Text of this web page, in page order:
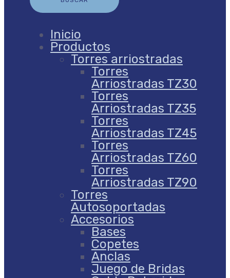
Inicio
Productos
Torres arriostradas
Torres
Arriostradas TZ30
Torres
Arriostradas TZ35
Torres
Arriostradas TZ45
Torres
Arriostradas TZ60
Torres
Arriostradas TZ90
Torres
Autosoportadas
Accesorios
Bases
Copetes
Anclas
Juego de Bridas